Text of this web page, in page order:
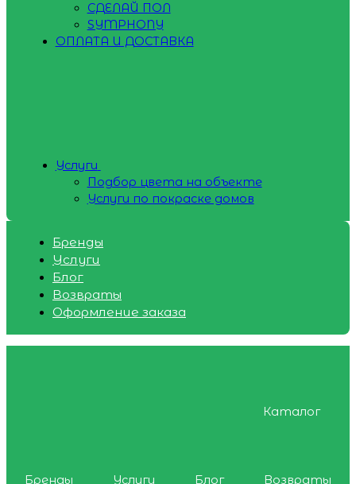
СДЕЛАЙ ПОЛ
SYMPHONY
ОПЛАТА И ДОСТАВКА
Услуги
Подбор цвета на объекте
Услуги по покраске домов
Бренды
Услуги
Блог
Возвраты
Оформление заказа
Каталог
Бренды Услуги Блог
Возвраты